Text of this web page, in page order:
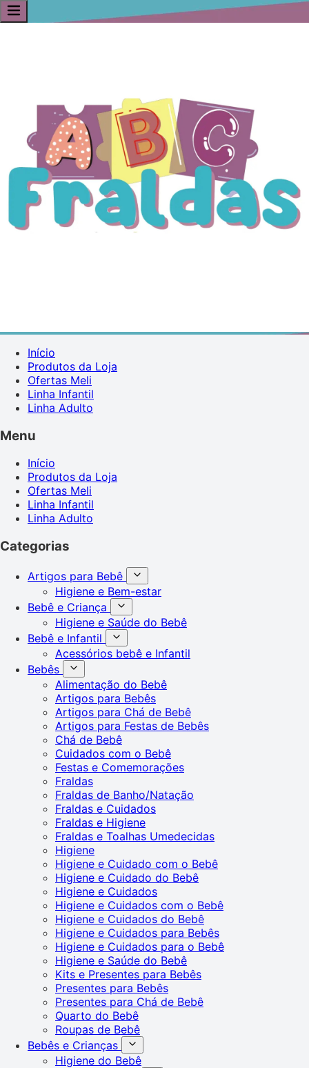
Início
Produtos da Loja
Ofertas Meli
Linha Infantil
Linha Adulto
Menu
Início
Produtos da Loja
Ofertas Meli
Linha Infantil
Linha Adulto
Categorias
Artigos para Bebê
Higiene e Bem-estar
Bebê e Criança
Higiene e Saúde do Bebê
Bebê e Infantil
Acessórios bebê e Infantil
Bebês
Alimentação do Bebê
Artigos para Bebês
Artigos para Chá de Bebê
Artigos para Festas de Bebês
Chá de Bebê
Cuidados com o Bebê
Festas e Comemorações
Fraldas
Fraldas de Banho/Natação
Fraldas e Cuidados
Fraldas e Higiene
Fraldas e Toalhas Umedecidas
Higiene
Higiene e Cuidado com o Bebê
Higiene e Cuidado do Bebê
Higiene e Cuidados
Higiene e Cuidados com o Bebê
Higiene e Cuidados do Bebê
Higiene e Cuidados para Bebês
Higiene e Cuidados para o Bebê
Higiene e Saúde do Bebê
Kits e Presentes para Bebês
Presentes para Bebês
Presentes para Chá de Bebê
Quarto do Bebê
Roupas de Bebê
Bebês e Crianças
Higiene do Bebê